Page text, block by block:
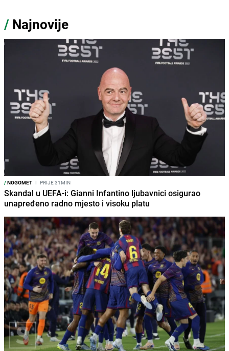
/ Najnovije
/NOGOMET I PRIJE 31MIN
Skandal u UEFA-i: Gianni Infantino ljubavnici osigurao
unapređeno radno mjesto i visoku platu